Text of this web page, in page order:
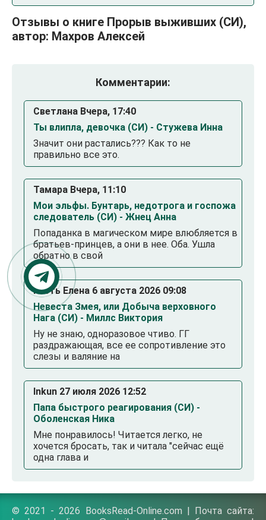
Отзывы о книге Прорыв выживших (СИ),
автор: Махров Алексей
Комментарии:
Светлана Вчера, 17:40
Ты влипла, девочка (СИ) - Стужева Инна
Значит они растались??? Как то не
правильно все это.
Тамара Вчера, 11:10
Мои эльфы. Бунтарь, недотрога и госпожа
следователь (СИ) - Жнец Анна
Попаданка в магическом мире влюбляется в
братьев-принцев, а они в нее. Оба. Ушла
обратно в свой
Гость Елена 6 августа 2026 09:08
Невеста Змея, или Добыча верховного
Нага (СИ) - Миллс Виктория
Ну не знаю, одноразовое чтиво. ГГ
раздражающая, все ее сопротивление это
слезы и валяние на
Inkun 27 июля 2026 12:52
Папа быстрого реагирования (СИ) -
Оболенская Ника
Мне понравилось! Читается легко, не
хочется бросать, так и читала "сейчас ещё
одна глава и
© 2021 - 2026 BooksRead-Online.com | Почта сайта: